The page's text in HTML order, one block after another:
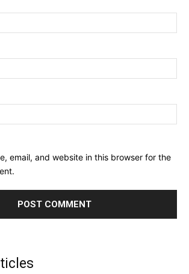
email, and website in this browser for the